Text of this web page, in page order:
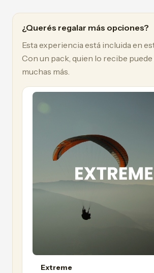
¿Querés regalar más opciones?
Esta experiencia está incluida en
Con un pack, quien lo recibe
muchas más.
Extreme